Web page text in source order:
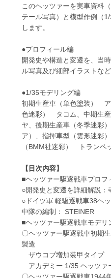
このヘッツァーを実車資料
テール写真）と模型作例（
します。
●プロフィール編
開発史や構造と変遷を、当
ル写真及び細部イラストな
●1/35モデリング編
初期生産車（単色塗装） ア
色迷彩） タコム、中期生
ヤ、後期生産車（冬季迷彩
ア）、指揮車型（雲形迷彩
（BMM社迷彩） トランペ
【目次内容】
■ヘッツァー駆逐戦車プロフ
○開発史と変遷を詳細解説：
○ドイツ軍 軽駆逐戦車38ヘ
中隊の編制： STEINER
■ヘッツァー駆逐戦車モデリ
〇ヘッツァー駆逐戦車初期
製造
ザウコプ増加装甲タイプ
アカデミー 1/35 ヘッツァ